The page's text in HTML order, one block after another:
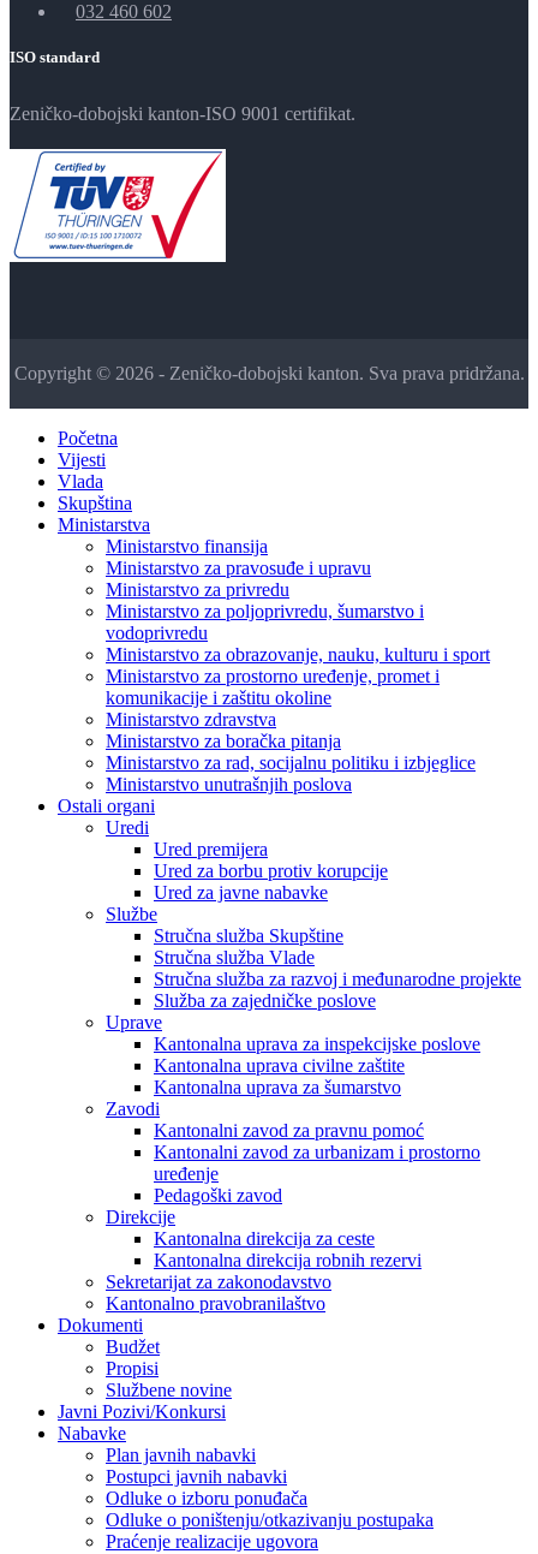
032 460 602
ISO standard
Zeničko-dobojski kanton-ISO 9001 certifikat.
Copyright © 2026 - Zeničko-dobojski kanton. Sva prava pridržana.
Početna
Vijesti
Vlada
Skupština
Ministarstva
Ministarstvo finansija
Ministarstvo za pravosuđe i upravu
Ministarstvo za privredu
Ministarstvo za poljoprivredu, šumarstvo i
vodoprivredu
Ministarstvo za obrazovanje, nauku, kulturu i sport
Ministarstvo za prostorno uređenje, promet i
komunikacije i zaštitu okoline
Ministarstvo zdravstva
Ministarstvo za boračka pitanja
Ministarstvo za rad, socijalnu politiku i izbjeglice
Ministarstvo unutrašnjih poslova
Ostali organi
Uredi
Ured premijera
Ured za borbu protiv korupcije
Ured za javne nabavke
Službe
Stručna služba Skupštine
Stručna služba Vlade
Stručna služba za razvoj i međunarodne projekte
Služba za zajedničke poslove
Uprave
Kantonalna uprava za inspekcijske poslove
Kantonalna uprava civilne zaštite
Kantonalna uprava za šumarstvo
Zavodi
Kantonalni zavod za pravnu pomoć
Kantonalni zavod za urbanizam i prostorno
uređenje
Pedagoški zavod
Direkcije
Kantonalna direkcija za ceste
Kantonalna direkcija robnih rezervi
Sekretarijat za zakonodavstvo
Kantonalno pravobranilaštvo
Dokumenti
Budžet
Propisi
Službene novine
Javni Pozivi/Konkursi
Nabavke
Plan javnih nabavki
Postupci javnih nabavki
Odluke o izboru ponuđača
Odluke o poništenju/otkazivanju postupaka
Praćenje realizacije ugovora